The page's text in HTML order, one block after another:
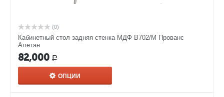
(0)
Кабинетный стол задняя стенка МДФ В702/М Прованс
Алетан
82,000 Р
ОПЦИИ